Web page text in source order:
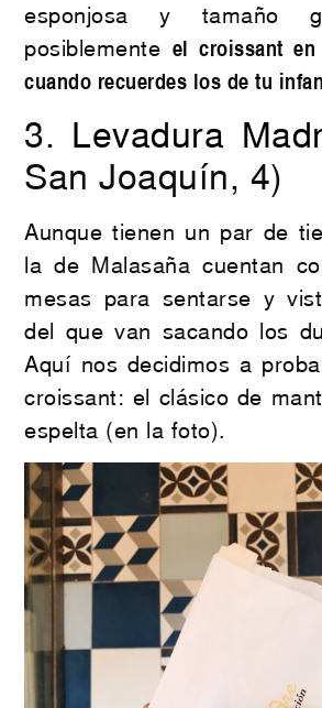
esponjosa y tamaño
posiblemente el croissant
cuando recuerdes los de tu
3. Levadura
San Joaquín, 4)
Aunque tienen un par de
la de Malasaña cuentan
mesas para sentarse y
del que van sacando los
Aquí nos decidimos a
croissant: el clásico de
espelta (en la foto).